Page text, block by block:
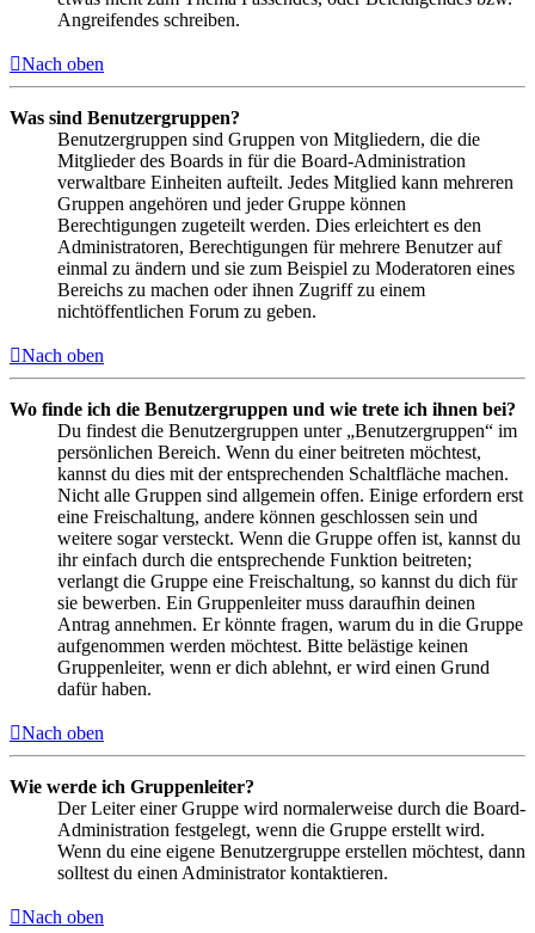
Angreifendes schreiben.
Nach oben
Was sind Benutzergruppen?
Benutzergruppen sind Gruppen von Mitgliedern, die die
Mitglieder des Boards in für die Board-Administration
verwaltbare Einheiten aufteilt. Jedes Mitglied kann mehreren
Gruppen angehören und jeder Gruppe können
Berechtigungen zugeteilt werden. Dies erleichtert es den
Administratoren, Berechtigungen für mehrere Benutzer auf
einmal zu ändern und sie zum Beispiel zu Moderatoren eines
Bereichs zu machen oder ihnen Zugriff zu einem
nichtöffentlichen Forum zu geben.
Nach oben
Wo finde ich die Benutzergruppen und wie trete ich ihnen bei?
Du findest die Benutzergruppen unter „Benutzergruppen“ im
persönlichen Bereich. Wenn du einer beitreten möchtest,
kannst du dies mit der entsprechenden Schaltfläche machen.
Nicht alle Gruppen sind allgemein offen. Einige erfordern erst
eine Freischaltung, andere können geschlossen sein und
weitere sogar versteckt. Wenn die Gruppe offen ist, kannst du
ihr einfach durch die entsprechende Funktion beitreten;
verlangt die Gruppe eine Freischaltung, so kannst du dich für
sie bewerben. Ein Gruppenleiter muss daraufhin deinen
Antrag annehmen. Er könnte fragen, warum du in die Gruppe
aufgenommen werden möchtest. Bitte belästige keinen
Gruppenleiter, wenn er dich ablehnt, er wird einen Grund
dafür haben.
Nach oben
Wie werde ich Gruppenleiter?
Der Leiter einer Gruppe wird normalerweise durch die Board-
Administration festgelegt, wenn die Gruppe erstellt wird.
Wenn du eine eigene Benutzergruppe erstellen möchtest, dann
solltest du einen Administrator kontaktieren.
Nach oben